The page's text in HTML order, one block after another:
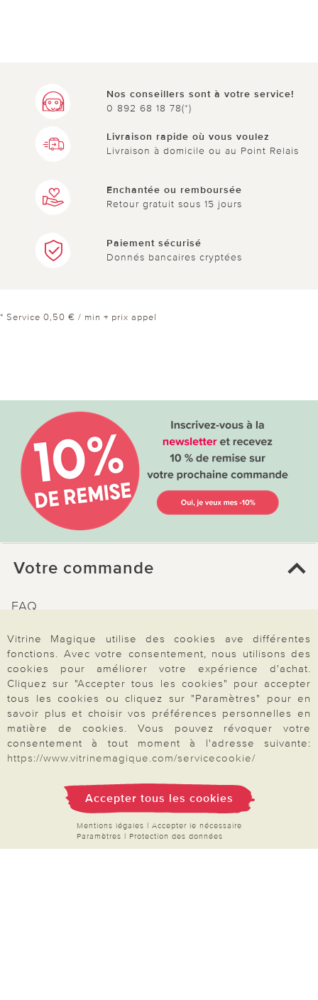
Nos conseillers sont à votre service!
0 892 68 18 78(*)
Livraison rapide où vous voulez
Livraison à domicile ou au Point Relais
Enchantée ou remboursée
Retour gratuit sous 15 jours
Paiement sécurisé
Donnés bancaires cryptées
* Service 0,50 € / min + prix appel
Votre commande
FAQ
Inscription Newsletter
Demande de catalogue
Données personnelles
Droit de rétractation
Rétractation
Paiement & Livraison
Vitrine Magique utilise des cookies ave différentes
fonctions. Avec votre consentement, nous utilisons des
cookies pour améliorer votre expérience d'achat.
Cliquez sur "Accepter tous les cookies" pour accepter
tous les cookies ou cliquez sur "Paramètres" pour en
savoir plus et choisir vos préférences personnelles en
matière de cookies. Vous pouvez révoquer votre
consentement à tout moment à l'adresse suivante:
https://www.vitrinemagique.com/servicecookie/
Accepter tous les cookies
Mentions légales | Accepter le nécessaire
Paramètres | Protection des données